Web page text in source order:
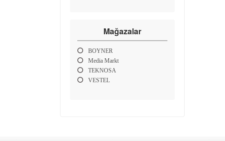
Mağazalar
BOYNER
Media Markt
TEKNOSA
VESTEL